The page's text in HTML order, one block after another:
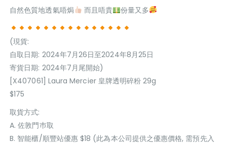
自然色質地透氣唔焗
而且唔貴 份量又多
(現貨:
自取日期: 2024年7月26日至2024年8月25日
寄貨日期: 2024年7月尾開始)
[X407061] Laura Mercier 皇牌透明碎粉 29g
$175
取貨方式:
A. 佐敦門巿取
B. 智能櫃/順豐站優惠 $18 (此為本公司提供之優惠價格, 需預先入